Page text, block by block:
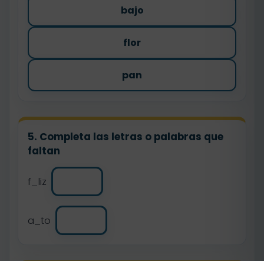
bajo
flor
pan
5. Completa las letras o palabras que
faltan
f_liz
a_to